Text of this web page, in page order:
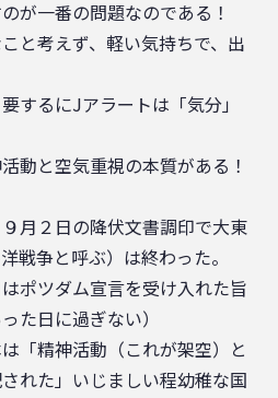
が一番の問題なのである！
、軽い気持ちで、出
ートは「気分」
動と空気重視の本質がある！
月２日の降伏文書調印で大東
戦争と呼ぶ）は終わった。
ツダム宣言を受け入れた旨
た日に過ぎない）
神活動（これが架空）と
れた」いじましい程幼稚な国